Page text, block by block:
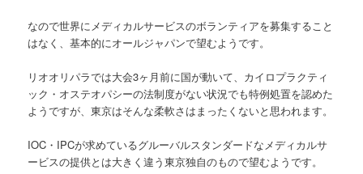
なので世界にメディカルサービスのボランティアを募集すること
はなく、基本的にオールジャパンで望むようです。
リオオリパラでは大会3ヶ月前に国が動いて、カイロプラクティ
ック・オステオパシーの法制度がない状況でも特例処置を認めた
ようですが、東京はそんな柔軟さはまったくないと思われます。
IOC・IPCが求めているグルーバルスタンダードなメディカルサ
ービスの提供とは大きく違う東京独自のもので望むようです。